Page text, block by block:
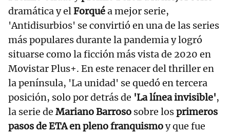
dramática y elForquéa mejor serie,
'Antidisurbios' se convirtió en una de las series
más populares durante la pandemia y logró
situarse como la ficción más vista de 2020 en
Movistar Plus+. En este renacer del thriller en
la península, 'La unidad' se quedó en tercera
posición, solo por detrás de 'La línea invisible',
la serie de Mariano Barroso sobre losprimeros
pasos de ETA en pleno franquismoy que fue